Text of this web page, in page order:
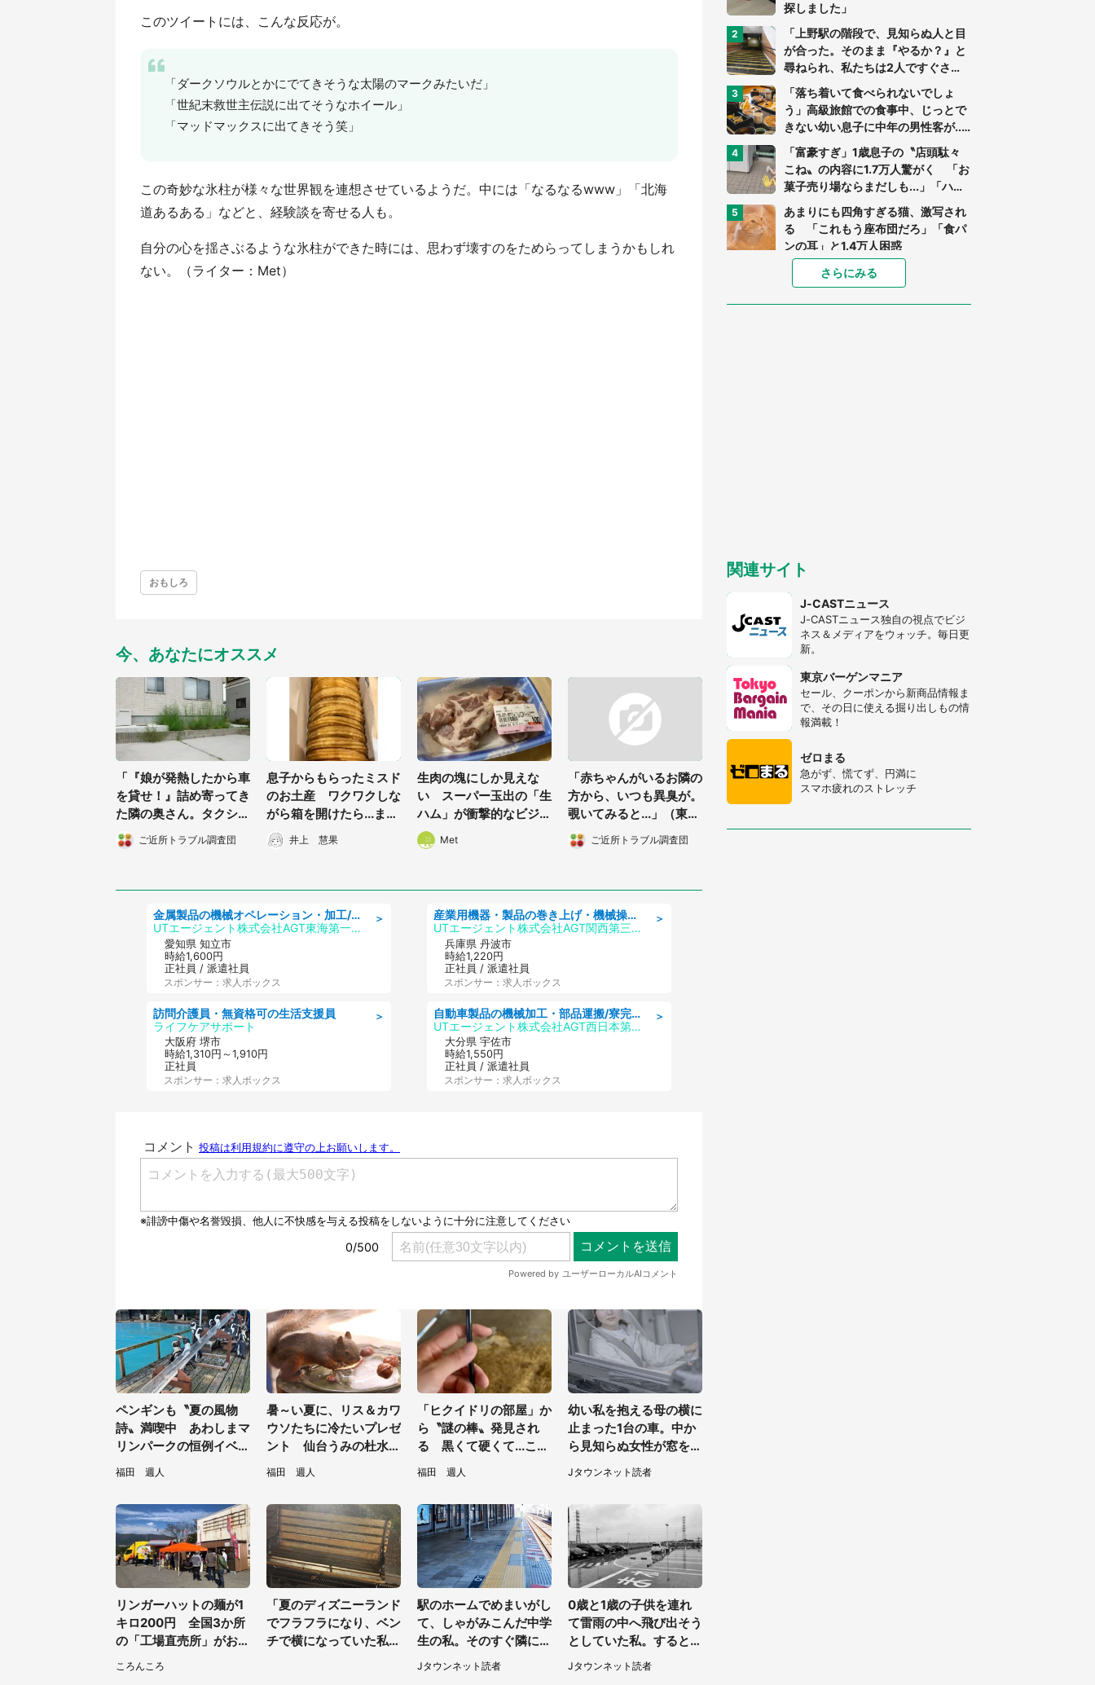
このツイートには、こんな反応が。
「ダークソウルとかにでてきそうな太陽のマークみたいだ」
「世紀末救世主伝説に出てそうなホイール」
「マッドマックスに出てきそう笑」
この奇妙な氷柱が様々な世界観を連想させているようだ。中には「なるなるwww」「北海
道あるある」などと、経験談を寄せる人も。
自分の心を揺さぶるような氷柱ができた時には、思わず壊すのをためらってしまうかもしれ
ない。（ライター：Met）
おもしろ
今、あなたにオススメ
「『娘が発熱したから車
を貸せ！』詰め寄ってき
た隣の奥さん。タクシー
乗れば？と思ったけど断
れず...」（福岡県・40
ご近所トラブル調査団
息子からもらったミスド
のお土産 ワクワクしな
がら箱を開けたら...まさ
かの光景に驚き
井上 慧果
生肉の塊にしか見えな
い スーパー玉出の「生
ハム」が衝撃的なビジュ
アルだった
Met
「赤ちゃんがいるお隣の
方から、いつも異臭が。
覗いてみると...」（東京
都・40代女性）
ご近所トラブル調査団
＞
金属製品の機械オペレーション・加工/寮完備/日払い/工場・製造
UTエージェント株式会社AGT東海第一CU
愛知県 知立市
時給1,600円
正社員 / 派遣社員
スポンサー：求人ボックス
＞
訪問介護員・無資格可の生活支援員
ライフケアサポート
大阪府 堺市
時給1,310円～1,910円
正社員
スポンサー：求人ボックス
＞
産業用機器・製品の巻き上げ・機械操作・材料補充/寮完備/日勤/日払い/工場・製造
UTエージェント株式会社AGT関西第三CU
兵庫県 丹波市
時給1,220円
正社員 / 派遣社員
スポンサー：求人ボックス
＞
自動車製品の機械加工・部品運搬/寮完備/日払い/工場・製造
UTエージェント株式会社AGT西日本第二CU
大分県 宇佐市
時給1,550円
正社員 / 派遣社員
スポンサー：求人ボックス
ペンギンも〝夏の風物
詩〟満喫中 あわしまマ
リンパークの恒例イベン
トに2.2万興奮「ずっと
見てたい」
福田 週人
暑～い夏に、リス＆カワ
ウソたちに冷たいプレゼ
ント 仙台うみの杜水族
館の企画がやさしい【7
／31～8／23】
福田 週人
「ヒクイドリの部屋」か
ら〝謎の棒〟発見され
る 黒くて硬くて...これ
は何？動物園に聞く
福田 週人
幼い私を抱える母の横に
止まった1台の車。中か
ら見知らぬ女性が窓を開
けて...（東京都・40代
男性）
Jタウンネット読者
リンガーハットの麺が1
キロ200円 全国3か所
の「工場直売所」がお得
すぎて...片道6時間かけ
て来た人も
ころんころ
「夏のディズニーランド
でフラフラになり、ベン
チで横になっていた私。
駅のホームでめまいがし
て、しゃがみこんだ中学
生の私。そのすぐ隣にス
ーツの男性が座ってきて
（千葉県・20代女性）
Jタウンネット読者
0歳と1歳の子供を連れ
て雷雨の中へ飛び出そう
としていた私。すると突
然、後ろから...（福岡
県・30代女性）
Jタウンネット読者
探しました」
「上野駅の階段で、見知らぬ人と目
が合った。そのまま『やるか？』と
尋ねられ、私たちは2人ですぐさ
ま...」（茨城県・70代男性）
「落ち着いて食べられないでしょ
う」高級旅館での食事中、じっとで
きない幼い息子に中年の男性客が...
（東京都・40代男性）
「富豪すぎ」1歳息子の〝店頭駄々
こね〟の内容に1.7万人驚がく 「お
菓子売り場ならまだしも...」「ハー
あまりにも四角すぎる猫、激写され
る 「これもう座布団だろ」「食パ
ンの耳」と1.4万人困惑
家に〝デカい蛾〟が居座り続けて3
日間...ビビり続けた住人 判明した
〝まさかの正体〟に14万人も困惑
さらにみる
関連サイト
J-CASTニュース
J-CASTニュース独自の視点でビジ
ネス＆メディアをウォッチ。毎日更
新。
東京バーゲンマニア
セール、クーポンから新商品情報ま
で、その日に使える掘り出しもの情
報満載！
ゼロまる
急がず、慌てず、円満に
スマホ疲れのストレッチ